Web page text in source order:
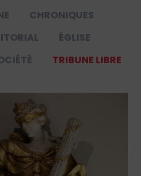
CHRONIQUES
ÉGLISE
TRIBUNE LIBRE